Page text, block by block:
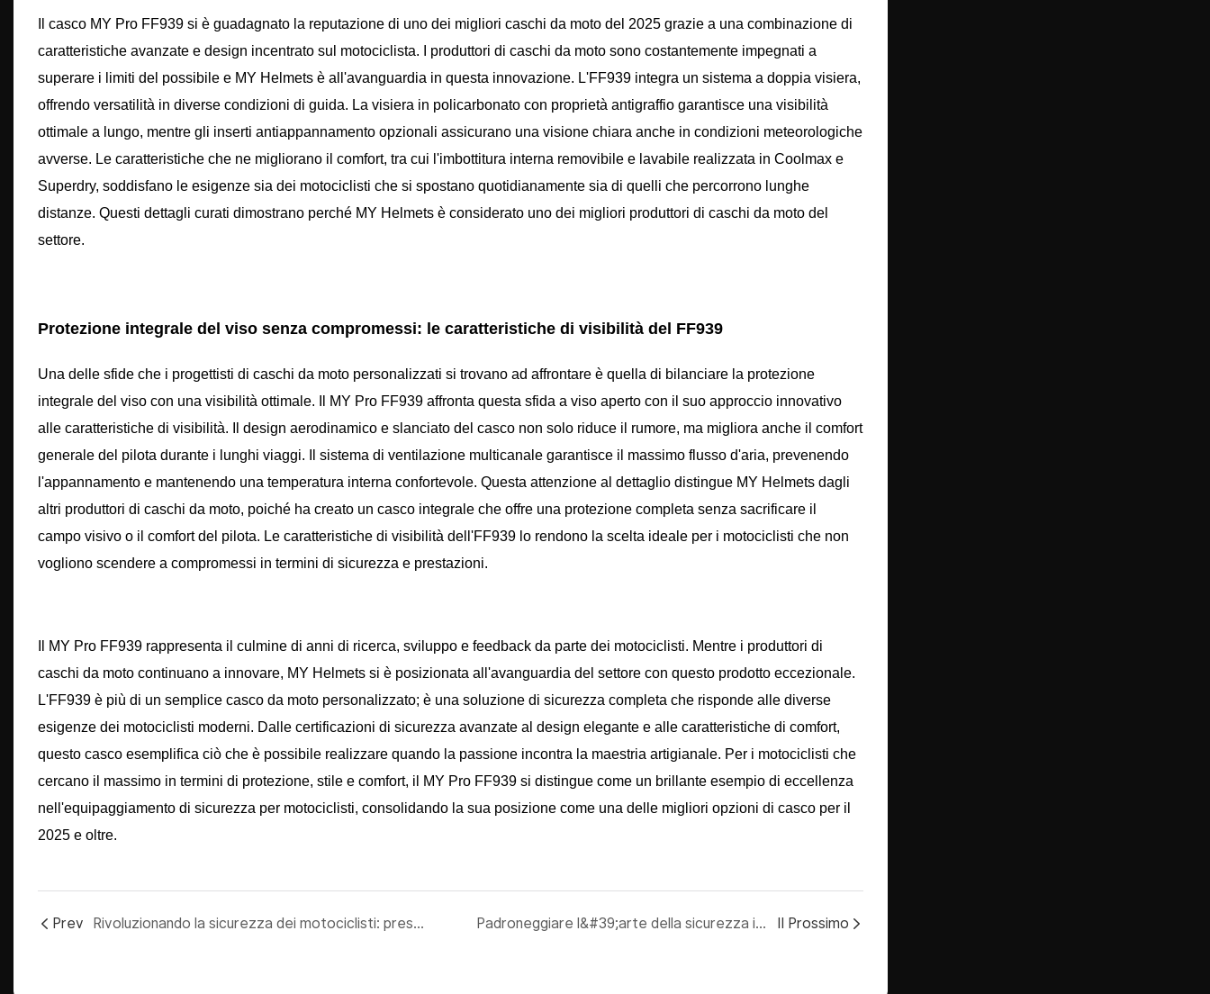
Il casco MY Pro FF939 si è guadagnato la reputazione di uno dei migliori caschi da moto del 2025 grazie a una combinazione di
caratteristiche avanzate e design incentrato sul motociclista. I produttori di caschi da moto sono costantemente impegnati a
superare i limiti del possibile e MY Helmets è all'avanguardia in questa innovazione. L'FF939 integra un sistema a doppia visiera,
offrendo versatilità in diverse condizioni di guida. La visiera in policarbonato con proprietà antigraffio garantisce una visibilità
ottimale a lungo, mentre gli inserti antiappannamento opzionali assicurano una visione chiara anche in condizioni meteorologiche
avverse. Le caratteristiche che ne migliorano il comfort, tra cui l'imbottitura interna removibile e lavabile realizzata in Coolmax e
Superdry, soddisfano le esigenze sia dei motociclisti che si spostano quotidianamente sia di quelli che percorrono lunghe
distanze. Questi dettagli curati dimostrano perché MY Helmets è considerato uno dei migliori produttori di caschi da moto del
settore.
Protezione integrale del viso senza compromessi: le caratteristiche di visibilità del FF939
Una delle sfide che i progettisti di caschi da moto personalizzati si trovano ad affrontare è quella di bilanciare la protezione
integrale del viso con una visibilità ottimale. Il MY Pro FF939 affronta questa sfida a viso aperto con il suo approccio innovativo
alle caratteristiche di visibilità. Il design aerodinamico e slanciato del casco non solo riduce il rumore, ma migliora anche il comfort
generale del pilota durante i lunghi viaggi. Il sistema di ventilazione multicanale garantisce il massimo flusso d'aria, prevenendo
l'appannamento e mantenendo una temperatura interna confortevole. Questa attenzione al dettaglio distingue MY Helmets dagli
altri produttori di caschi da moto, poiché ha creato un casco integrale che offre una protezione completa senza sacrificare il
campo visivo o il comfort del pilota. Le caratteristiche di visibilità dell'FF939 lo rendono la scelta ideale per i motociclisti che non
vogliono scendere a compromessi in termini di sicurezza e prestazioni.
Il MY Pro FF939 rappresenta il culmine di anni di ricerca, sviluppo e feedback da parte dei motociclisti. Mentre i produttori di
caschi da moto continuano a innovare, MY Helmets si è posizionata all'avanguardia del settore con questo prodotto eccezionale.
L'FF939 è più di un semplice casco da moto personalizzato; è una soluzione di sicurezza completa che risponde alle diverse
esigenze dei motociclisti moderni. Dalle certificazioni di sicurezza avanzate al design elegante e alle caratteristiche di comfort,
questo casco esemplifica ciò che è possibile realizzare quando la passione incontra la maestria artigianale. Per i motociclisti che
cercano il massimo in termini di protezione, stile e comfort, il MY Pro FF939 si distingue come un brillante esempio di eccellenza
nell'equipaggiamento di sicurezza per motociclisti, consolidando la sua posizione come una delle migliori opzioni di casco per il
2025 e oltre.
Prev Rivoluzionando la sicurezza dei motociclisti: presentato il casco integrale MY Pro FF939. Padroneggiare l&#39;arte della sicurezza in moto con il MY Pro FF939 Il Prossimo